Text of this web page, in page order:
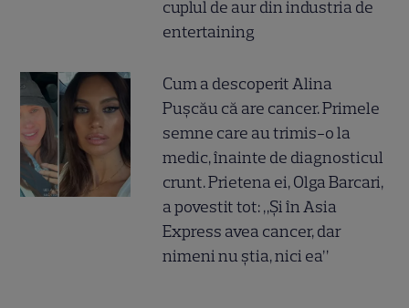
cuplul de aur din industria de
entertaining
Cum a descoperit Alina
Pușcău că are cancer. Primele
semne care au trimis-o la
medic, înainte de diagnosticul
crunt. Prietena ei, Olga Barcari,
a povestit tot: „Și în Asia
Express avea cancer, dar
nimeni nu știa, nici ea”